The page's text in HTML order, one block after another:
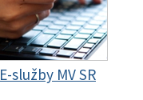
E-služby MV SR